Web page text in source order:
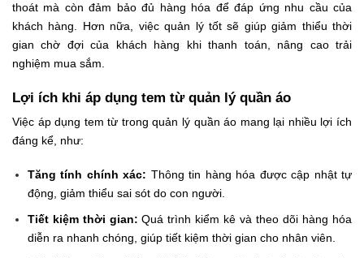
thoát mà còn đảm bảo đủ hàng hóa để đáp ứng nhu cầu của
khách hàng. Hơn nữa, việc quản lý tốt sẽ giúp giảm thiểu thời
gian chờ đợi của khách hàng khi thanh toán, nâng cao trải
nghiệm mua sắm.
Lợi ích khi áp dụng tem từ quản lý quần áo
Việc áp dụng tem từ trong quản lý quần áo mang lại nhiều lợi ích
đáng kể, như:
Tăng tính chính xác: Thông tin hàng hóa được cập nhật tự
động, giảm thiểu sai sót do con người.
Tiết kiệm thời gian: Quá trình kiểm kê và theo dõi hàng hóa
diễn ra nhanh chóng, giúp tiết kiệm thời gian cho nhân viên.